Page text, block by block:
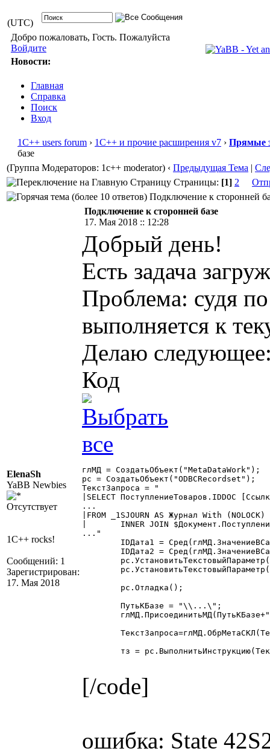
(UTC)
Добро пожаловать, Гость. Пожалуйста
Войдите
Новости:
Главная
Справка
Поиск
Вход
1С++ users forum › 1С++ и прочие расширения v7 › Прямые
базе
(Группа Модераторов: 1c++ moderator) ‹ Предыдущая Тема |
Страницы: [1] 2
Подключение к сторонней
ElenaSh
YaBB Newbies
Отсутствует
1C++ rocks!
Сообщений: 1
Зарегистрирован:
17. Мая 2018
Подключение к сторонней базе
17. Мая 2018 :: 12:28
Добрый день!
Есть задача
Проблема: судя
выполняется к
Делаю
Код
глМД = СоздатьОбъект("MetaDataWork");
рс = СоздатьОбъект("ODBCRecordset");
ТекстЗапроса = "
|SELECT ПоступлениеТоваров.IDDOC
...
|FROM _1SJOURN AS Журнал With (NOLOCK)
..."
[/code]
ошибка: State